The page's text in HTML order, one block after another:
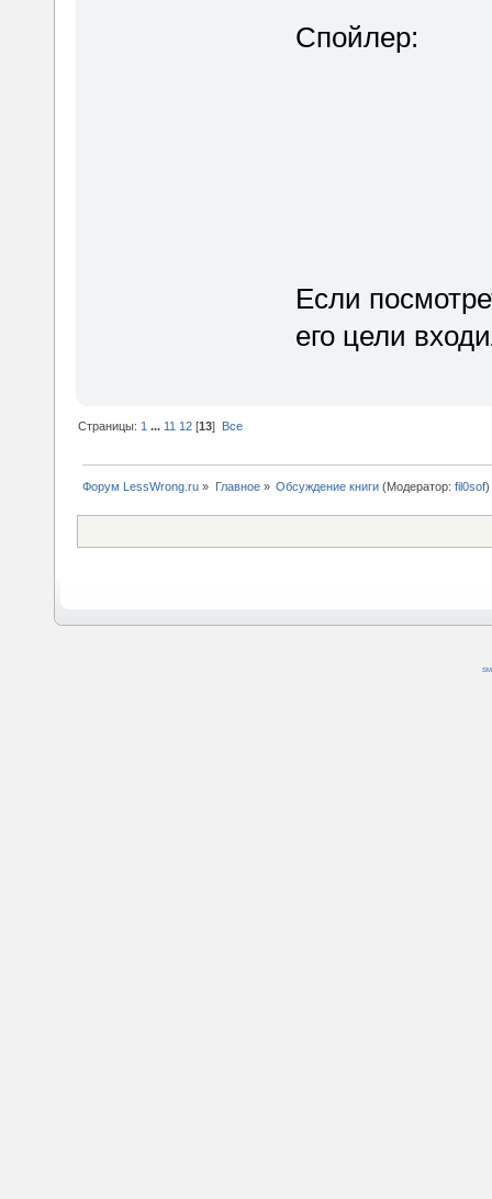
Спойлер:
Если
его цели
Страницы: 1 ... 11 12 [13] Все
Форум LessWrong.ru » Главное» Обсуждение книги(Модератор: fil0sof)